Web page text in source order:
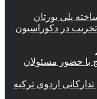
پلی یورتان
در دکوراسیون
با حضور مسئولان
اردوی ترکیه